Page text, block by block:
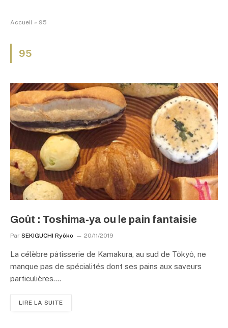
Accueil » 95
95
Goût : Toshima-ya ou le pain fantaisie
Par SEKIGUCHI Ryôko 20/11/2019
La célèbre pâtisserie de Kamakura, au sud de Tôkyô, ne
manque pas de spécialités dont ses pains aux saveurs
particulières.…
LIRE LA SUITE